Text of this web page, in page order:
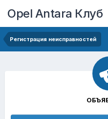
Opel Antara Клуб
Регистрация неисправностей